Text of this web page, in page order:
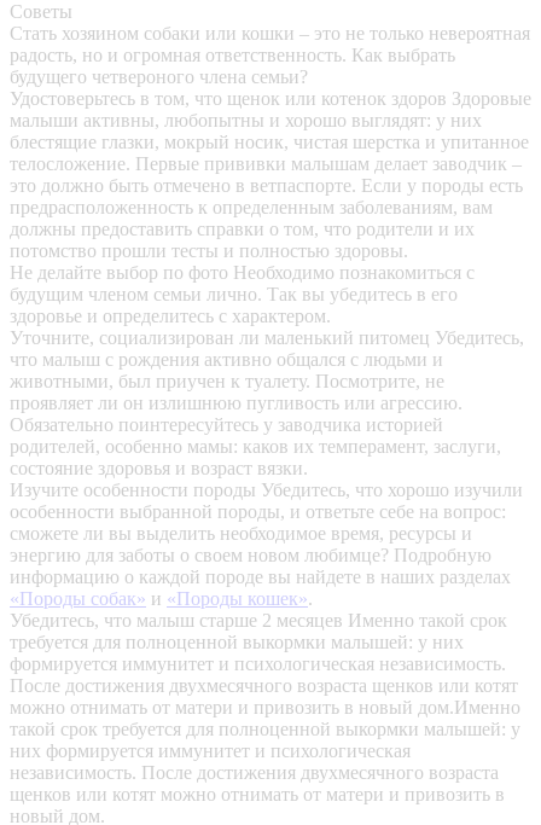
Советы
Стать хозяином собаки или кошки – это не только невероятная
радость, но и огромная ответственность. Как выбрать
будущего четвероного члена семьи?
Удостоверьтесь в том, что щенок или котенок здоров Здоровые
малыши активны, любопытны и хорошо выглядят: у них
блестящие глазки, мокрый носик, чистая шерстка и упитанное
телосложение. Первые прививки малышам делает заводчик –
это должно быть отмечено в ветпаспорте. Если у породы есть
предрасположенность к определенным заболеваниям, вам
должны предоставить справки о том, что родители и их
потомство прошли тесты и полностью здоровы.
Не делайте выбор по фото Необходимо познакомиться с
будущим членом семьи лично. Так вы убедитесь в его
здоровье и определитесь с характером.
Уточните, социализирован ли маленький питомец Убедитесь,
что малыш с рождения активно общался с людьми и
животными, был приучен к туалету. Посмотрите, не
проявляет ли он излишнюю пугливость или агрессию.
Обязательно поинтересуйтесь у заводчика историей
родителей, особенно мамы: каков их темперамент, заслуги,
состояние здоровья и возраст вязки.
Изучите особенности породы Убедитесь, что хорошо изучили
особенности выбранной породы, и ответьте себе на вопрос:
сможете ли вы выделить необходимое время, ресурсы и
энергию для заботы о своем новом любимце? Подробную
информацию о каждой породе вы найдете в наших разделах
«Породы собак» и «Породы кошек».
Убедитесь, что малыш старше 2 месяцев Именно такой срок
требуется для полноценной выкормки малышей: у них
формируется иммунитет и психологическая независимость.
После достижения двухмесячного возраста щенков или котят
можно отнимать от матери и привозить в новый дом.Именно
такой срок требуется для полноценной выкормки малышей: у
них формируется иммунитет и психологическая
независимость. После достижения двухмесячного возраста
щенков или котят можно отнимать от матери и привозить в
новый дом.